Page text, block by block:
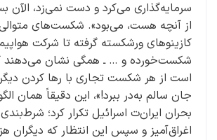
سرمایه‌گذاری می‌کرد و دست نمی‌زد، الآن
از آنچه هست، می‌بود». شکست‌های متوالی
کازینوهای ورشکسته گرفته تا شرکت
شکست‌خورده و … ـ همگی نشان می‌دهند
است از هر شکست تجاری با رها کردن
جان سالم به‌در ببرد!»، این دقیقاً همان
بحران ایران‌ت اسرائیل تکرار کرد؛
اغراق‌آمیز و سپس این انتظار که دیگران